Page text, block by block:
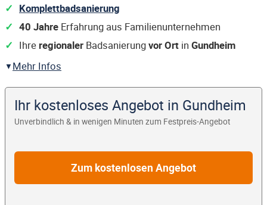
Komplettbadsanierung
40 Jahre Erfahrung aus Familienunternehmen
Ihre regionaler Badsanierungvor Ort in Gundheim
Mehr Infos
Ihr kostenloses Angebot in Gundheim
Unverbindlich & in wenigen Minuten zum Festpreis-Angebot
Zum kostenlosen Angebot